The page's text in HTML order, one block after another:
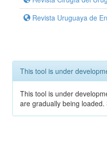
Revista Uruguaya de
This tool is under
This tool is under
are gradually being